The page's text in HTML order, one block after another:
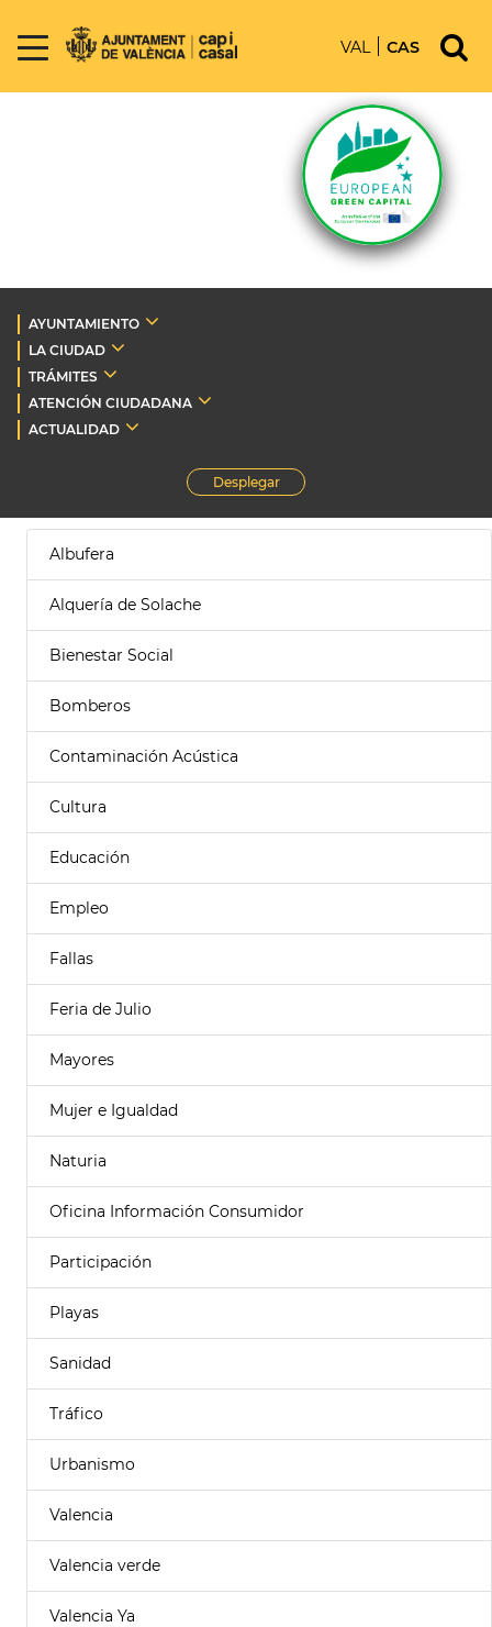
VAL CAS
AYUNTAMIENTO
LA CIUDAD
TRÁMITES
ATENCIÓN CIUDADANA
ACTUALIDAD
Desplegar
Albufera
Alquería de Solache
Bienestar Social
Bomberos
Contaminación Acústica
Cultura
Educación
Empleo
Fallas
Feria de Julio
Mayores
Mujer e Igualdad
Naturia
Oficina Información Consumidor
Participación
Playas
Sanidad
Tráfico
Urbanismo
Valencia
Valencia verde
Valencia Ya